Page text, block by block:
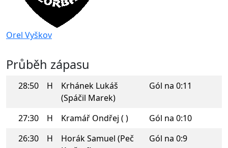
Orel Vyškov
Průběh zápasu
28:50 H
Krhánek Lukáš
(Spáčil Marek)
Gól na 0:11
27:30 H Kramář Ondřej ( )
Gól na 0:10
26:30
H
Horák Samuel (Peč
Gól na 0:9